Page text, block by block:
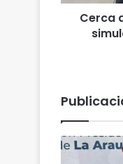
s
o
n
a
Cerca